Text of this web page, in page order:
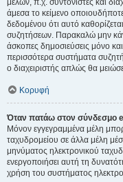
μελών, π.χ. συντονιστές και
άμεσα το κείμενο
δεδομένου ότι αυτό
συζητήσεων. Παρακαλώ μην
άσκοπες δημοσιεύσεις μόνο
περισσότερα συστήματα
ο διαχειριστής απλώς θα
Κορυφή
Όταν πατάω στον σύνδεσμο
Μόνον εγγεγραμμένα μέλη
ταχυδρομείου σε άλλα μέλη
μηνύματος ηλεκτρονικού
ενεργοποιήσει αυτή τη
χρήση του συστήματος